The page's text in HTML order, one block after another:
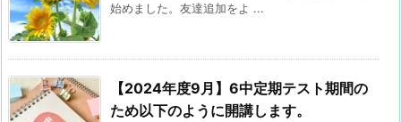
始めました。友達追加をよ ...
【2024年度9月】6中定期テスト期間の
ため以下のように開講します。